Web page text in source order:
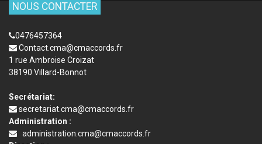
NOUS CONTACTER
0476457364
Contact.cma@cmaccords.fr
1 rue Ambroise Croizat
38190 Villard-Bonnot
Secrétariat:
secretariat.cma@cmaccords.fr
Administration :
administration.cma@cmaccords.fr